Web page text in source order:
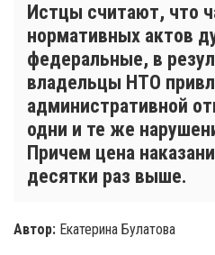
Истцы считают, что
нормативных актов
федеральные, в
владельцы НТО
административной
одни и те же
Причем цена
десятки раз выше.
Автор: Екатерина Булатова